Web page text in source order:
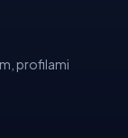
profilami